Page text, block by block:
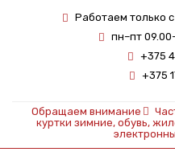
Работаем только
пн–пт
+375
+375
Обращаем внимание
куртки зимние, обувь,